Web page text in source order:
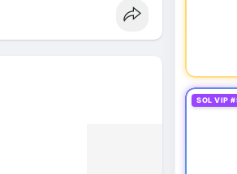
tổ chức lớn đang tái cơ
tổng thanh lý 24h đạt 6,16
yên (tăng 0,14%).
lại. Trong khi đó, tổng
tiền mặt chờ đợi.
truy cập từ xa để
SOL VIP